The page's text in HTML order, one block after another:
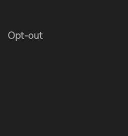
Opt-out